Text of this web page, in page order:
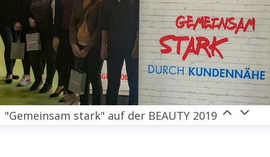
"Gemeinsam stark" auf der BEAUTY 2019